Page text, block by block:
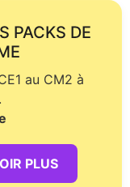
PACKS DE
au CM2 à
PLUS